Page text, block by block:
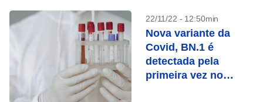
22/11/22 - 12:50min
Nova variante da
Covid, BN.1 é
detectada pela
primeira vez no